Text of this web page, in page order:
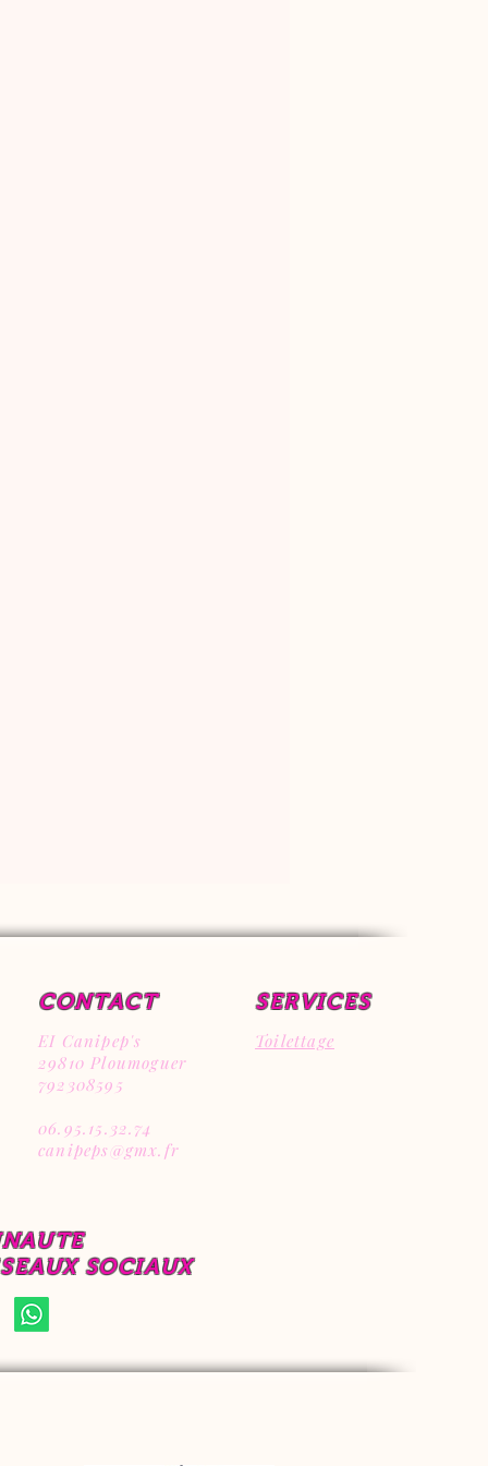
CONTACT
EI Canipep's
29810 Ploumoguer
792308595
06.95.15.32.74
canipeps@gmx.fr
SOCIAUX
SERVICES
Toilettage